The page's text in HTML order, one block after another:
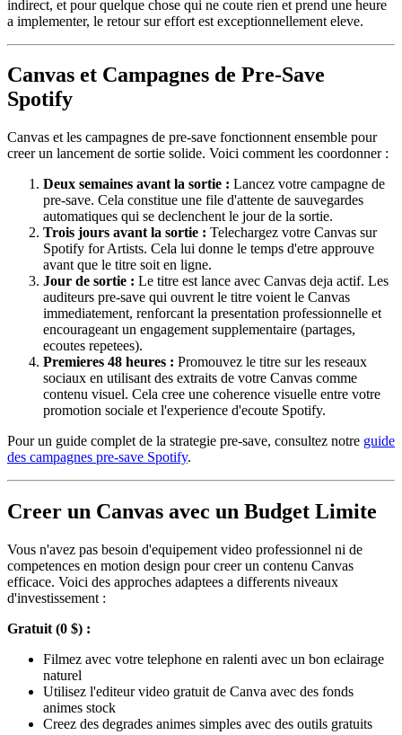
indirect, et pour quelque chose qui ne coute rien et prend une heure
a implementer, le retour sur effort est exceptionnellement eleve.
Canvas et Campagnes de Pre-Save
Spotify
Canvas et les campagnes de pre-save fonctionnent ensemble pour
creer un lancement de sortie solide. Voici comment les coordonner :
Deux semaines avant la sortie : Lancez votre campagne de
pre-save. Cela constitue une file d'attente de sauvegardes
automatiques qui se declenchent le jour de la sortie.
Trois jours avant la sortie : Telechargez votre Canvas sur
Spotify for Artists. Cela lui donne le temps d'etre approuve
avant que le titre soit en ligne.
Jour de sortie : Le titre est lance avec Canvas deja actif. Les
auditeurs pre-save qui ouvrent le titre voient le Canvas
immediatement, renforcant la presentation professionnelle et
encourageant un engagement supplementaire (partages,
ecoutes repetees).
Premieres 48 heures : Promouvez le titre sur les reseaux
sociaux en utilisant des extraits de votre Canvas comme
contenu visuel. Cela cree une coherence visuelle entre votre
promotion sociale et l'experience d'ecoute Spotify.
Pour un guide complet de la strategie pre-save, consultez notre guide
des campagnes pre-save Spotify.
Creer un Canvas avec un Budget Limite
Vous n'avez pas besoin d'equipement video professionnel ni de
competences en motion design pour creer un contenu Canvas
efficace. Voici des approches adaptees a differents niveaux
d'investissement :
Gratuit (0 $) :
Filmez avec votre telephone en ralenti avec un bon eclairage
naturel
Utilisez l'editeur video gratuit de Canva avec des fonds
animes stock
Creez des degrades animes simples avec des outils gratuits